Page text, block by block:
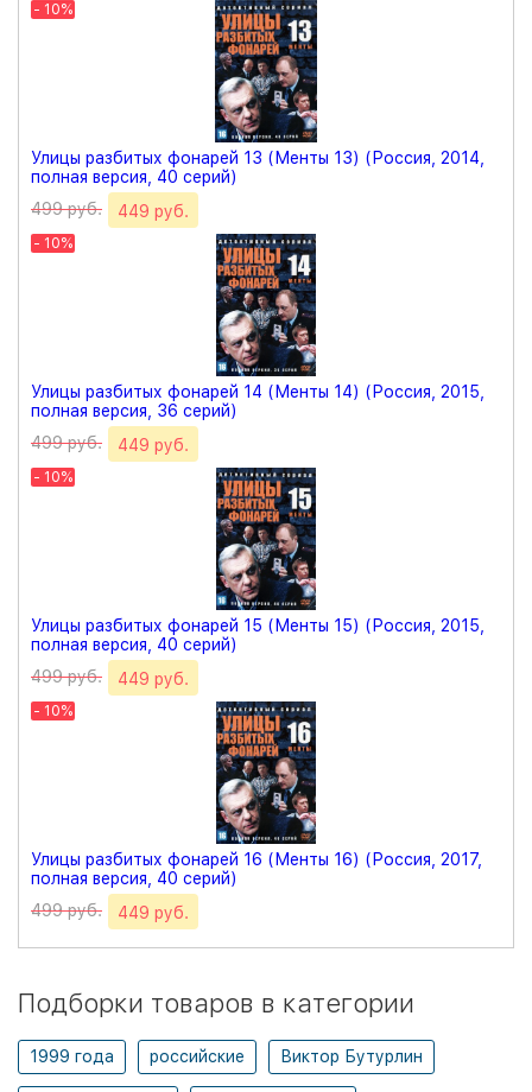
- 10%
Улицы разбитых фонарей 13 (Менты 13) (Россия, 2014,
полная версия, 40 серий)
499 руб.
449 руб.
- 10%
Улицы разбитых фонарей 14 (Менты 14) (Россия, 2015,
полная версия, 36 серий)
499 руб.
449 руб.
- 10%
Улицы разбитых фонарей 15 (Менты 15) (Россия, 2015,
полная версия, 40 серий)
499 руб.
449 руб.
- 10%
Улицы разбитых фонарей 16 (Менты 16) (Россия, 2017,
полная версия, 40 серий)
499 руб.
449 руб.
Подборки товаров в категории
1999 года российские Виктор Бутурлин